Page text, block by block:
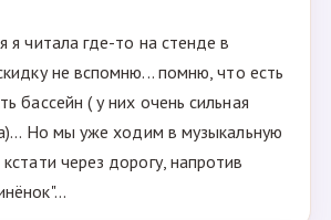
я читала где-то на стенде в
не вспомню... помню, что есть
бассейн ( у них очень сильная
Но мы уже ходим в музыкальную
через дорогу, напротив